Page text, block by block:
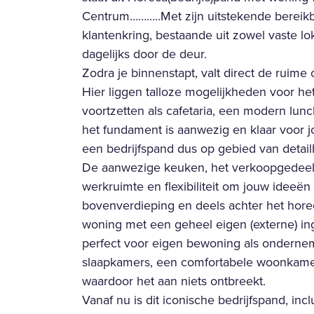
Centrum………..Met zijn uitstekende
klantenkring, bestaande uit zowel vaste
dagelijks door de deur.
Zodra je binnenstapt, valt direct de
Hier liggen talloze mogelijkheden voor
voortzetten als cafetaria, een modern
het fundament is aanwezig en klaar voor
een bedrijfspand dus op gebied van
De aanwezige keuken, het
werkruimte en flexibiliteit om jouw
bovenverdieping en deels achter het
woning met een geheel eigen (externe)
perfect voor eigen bewoning als
slaapkamers, een comfortabele
waardoor het aan niets ontbreekt.
Vanaf nu is dit iconische bedrijfspand,